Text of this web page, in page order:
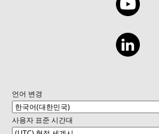
언어 변경
사용자 표준 시간대